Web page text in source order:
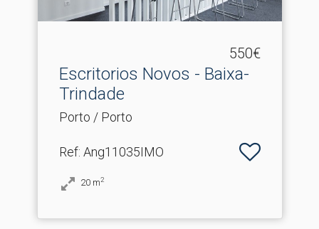
550€
Escritorios Novos - Baixa-
Trindade
Porto / Porto
Ref: Ang11035IMO
20 m2